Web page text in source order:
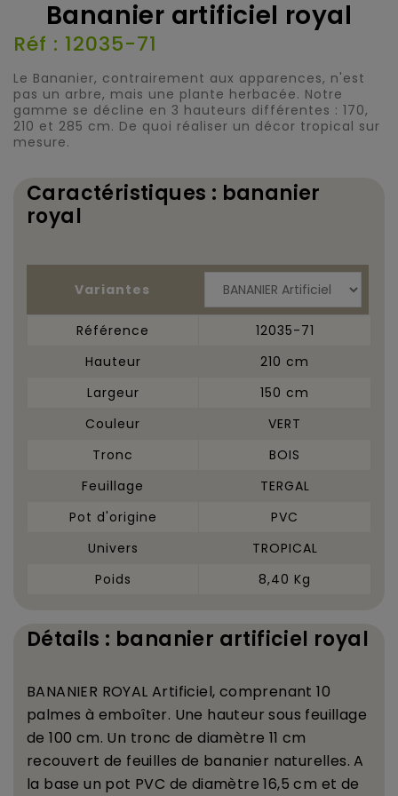
Bananier artificiel royal
Réf : 12035-71
Le Bananier, contrairement aux apparences, n'est
pas un arbre, mais une plante herbacée. Notre
gamme se décline en 3 hauteurs différentes : 170,
210 et 285 cm. De quoi réaliser un décor tropical sur
mesure.
Caractéristiques : bananier
royal
Variantes
Référence
12035-71
Hauteur
210 cm
Largeur
150 cm
Couleur
VERT
Tronc
BOIS
Feuillage
TERGAL
Pot d'origine
PVC
Univers
TROPICAL
Poids
8,40 Kg
Détails : bananier artificiel royal
BANANIER ROYAL Artificiel, comprenant 10
palmes à emboîter. Une hauteur sous feuillage
de 100 cm. Un tronc de diamètre 11 cm
recouvert de feuilles de bananier naturelles. A
la base un pot PVC de diamètre 16,5 cm et de